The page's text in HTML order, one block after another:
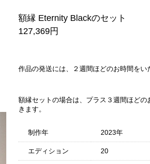
額縁 Eternity Blackのセット
127,369円
作品の発送には、２週間ほどのお時間をい
額縁セットの場合は、プラス３週間ほどの
きます。
制作年 2023年
エディション 20